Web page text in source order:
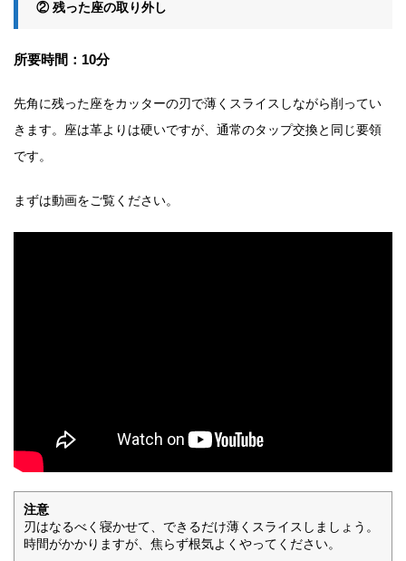
② 残った座の取り外し
所要時間：10分
先角に残った座をカッターの刃で薄くスライスしながら削ってい
きます。座は革よりは硬いですが、 通常のタップ交換と同じ要領
です。
まずは動画をご覧ください。
注意
刃はなるべく寝かせて、できるだけ薄くスライスしましょう。
時間がかかりますが、焦らず根気よくやってください。